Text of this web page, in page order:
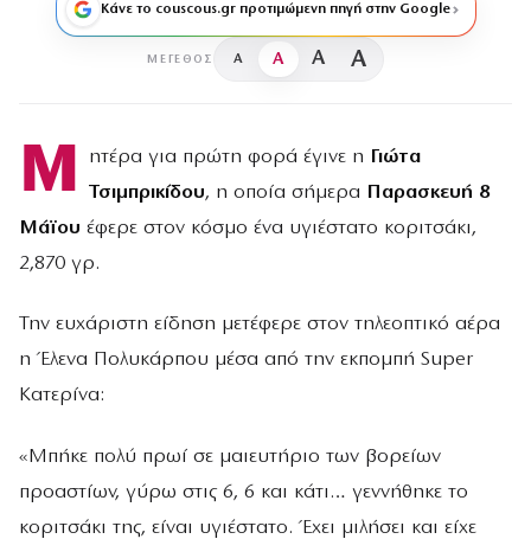
Κάνε το couscous.gr προτιμώμενη πηγή στην Google
ΜΈΓΕΘΟΣ A A A A
Μ ητέρα για πρώτη φορά έγινε η Γιώτα
Τσιμπρικίδου, η οποία σήμερα Παρασκευή 8
Μάϊου έφερε στον κόσμο ένα υγιέστατο κοριτσάκι,
2,870 γρ.
Την ευχάριστη είδηση μετέφερε στον τηλεοπτικό αέρα
η Έλενα Πολυκάρπου μέσα από την εκπομπή Super
Κατερίνα:
«Μπήκε πολύ πρωί σε μαιευτήριο των βορείων
προαστίων, γύρω στις 6, 6 και κάτι… γεννήθηκε το
κοριτσάκι της, είναι υγιέστατο. Έχει μιλήσει και είχε